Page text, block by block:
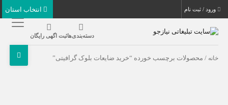
ورود / ثبت نام
دسته‌بندی‌هاثبت اگهی رایگان
خانه / محصولات برچسب خورده “خرید ضایعات بلوک گرافیتی”